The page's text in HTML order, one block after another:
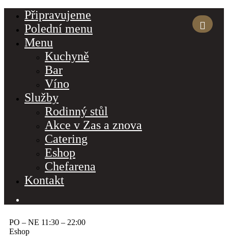
Připravujeme
Polední menu
Menu
Kuchyně
Bar
Víno
Služby
Rodinný stůl
Akce v Zas a znova
Catering
Eshop
Chefarena
Kontakt
PO – NE 11:30 – 22:00
Eshop